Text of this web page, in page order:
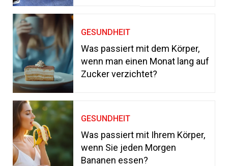
GESUNDHEIT
Was passiert mit dem Körper,
wenn man einen Monat lang auf
Zucker verzichtet?
GESUNDHEIT
Was passiert mit Ihrem Körper,
wenn Sie jeden Morgen
Bananen essen?